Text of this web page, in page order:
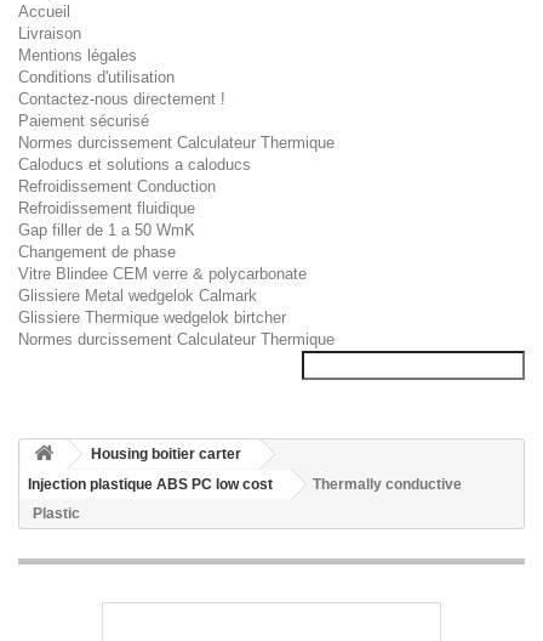
Accueil
Livraison
Mentions légales
Conditions d'utilisation
Contactez-nous directement !
Paiement sécurisé
Normes durcissement Calculateur Thermique
Caloducs et solutions a caloducs
Refroidissement Conduction
Refroidissement fluidique
Gap filler de 1 a 50 WmK
Changement de phase
Vitre Blindee CEM verre & polycarbonate
Glissiere Metal wedgelok Calmark
Glissiere Thermique wedgelok birtcher
Normes durcissement Calculateur Thermique
Housing boitier carter
Injection plastique ABS PC low cost
Thermally conductive
Plastic